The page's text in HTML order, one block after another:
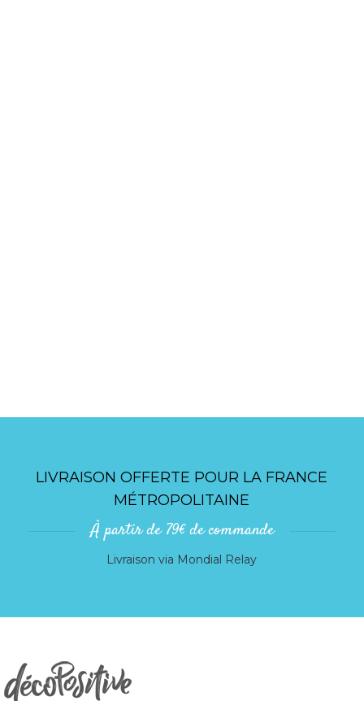
LIVRAISON OFFERTE POUR LA FRANCE
MÉTROPOLITAINE
À partir de 79€ de commande
Livraison via Mondial Relay